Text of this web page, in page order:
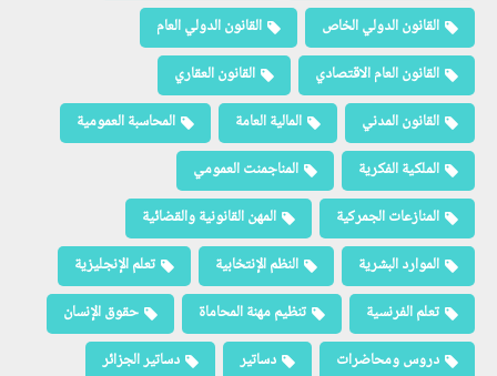
القانون الدولي الخاص
القانون الدولي العام
القانون العام الاقتصادي
القانون العقاري
القانون المدني
المالية العامة
المحاسبة العمومية
الملكية الفكرية
المناجمنت العمومي
المنازعات الجمركية
المهن القانونية والقضائية
الموارد البشرية
النظم الإنتخابية
تعلم الإنجليزية
تعلم الفرنسية
تنظيم مهنة المحاماة
حقوق الإنسان
دروس ومحاضرات
دساتير دساتير الجزائر